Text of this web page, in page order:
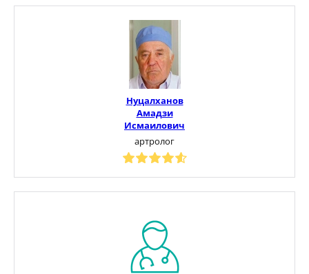
Нуцалханов
Амадзи
Исмаилович
артролог